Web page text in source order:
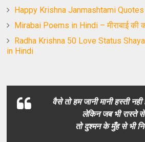
Happy Krishna Janmashtami
Mirabai Poems in Hindi – मीराबाई की
Radha Krishna 50 Love Status
in Hindi
वैसे तो हम जानी मानी हस्ती
लेकिन जब भी रास्ते
तो दुश्मन के मुँह से भी